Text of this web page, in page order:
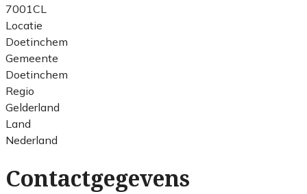
7001CL
Locatie
Doetinchem
Gemeente
Doetinchem
Regio
Gelderland
Land
Nederland
Contactgegevens